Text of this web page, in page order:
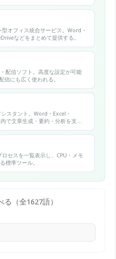
オフィス統合サービス。Word・
などをまとめて提供する。
配信ソフト。高度な設定が可能
信にも広く使われる。
スタント。Word・Excel・
で文章生成・要約・分析を支援
セスを一覧表示し、CPU・メモ
標準ツール。
（全1627語）